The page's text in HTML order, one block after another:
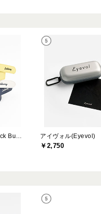
アイヴォル(Eyevol)
￥2,750